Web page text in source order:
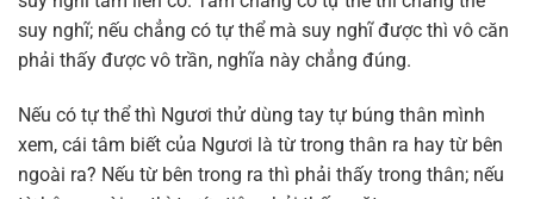
suy nghĩ; nếu chẳng có tự thể mà suy nghĩ được thì vô căn
phải thấy được vô trần, nghĩa này chẳng đúng.
Nếu có tự thể thì Ngươi thử dùng tay tự búng thân mình
xem, cái tâm biết của Ngươi là từ trong thân ra hay từ bên
ngoài ra? Nếu từ bên trong ra thì phải thấy trong thân; nếu